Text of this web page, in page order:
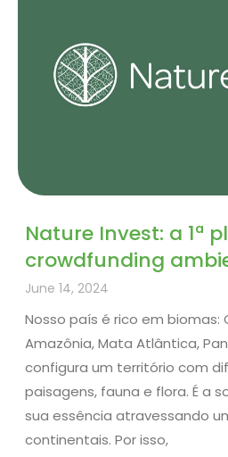
Nature Invest: a 1ª
crowdfunding
June 14, 2024
Nosso país é rico em biomas:
Amazônia, Mata Atlântica,
configura um território com
paisagens, fauna e flora. É a
sua essência atravessando
continentais. Por isso,